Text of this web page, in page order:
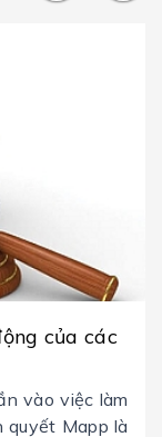
của các
vào việc làm
quyết Mapp là